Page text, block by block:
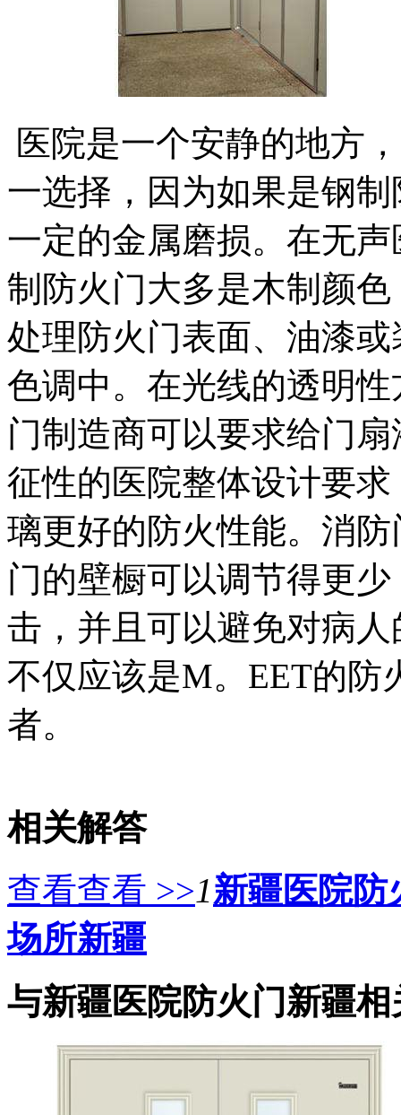
医院是一个安静的地方
一选择，因为如果是钢
一定的金属磨损。在无
制防火门大多是木制颜
处理防火门表面、油漆
色调中。在光线的透明
门制造商可以要求给门
征性的医院整体设计要
璃更好的防火性能。消
门的壁橱可以调节得更
击，并且可以避免对病
不仅应该是M。EET的防
者。
相关解答
查看查看 >>1新疆医院防
场所新疆
与新疆医院防火门新疆